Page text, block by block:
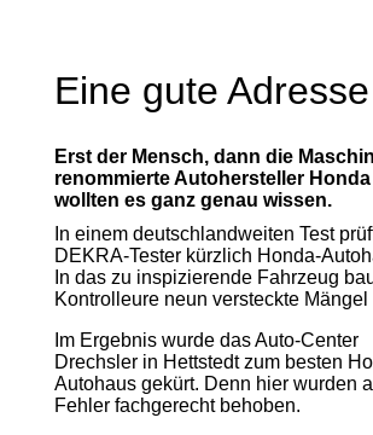
Eine gute
Erst der Mensch, dann die
renommierte Autohersteller
wollten es ganz genau wissen.
In einem deutschlandweiten Test
DEKRA-Tester kürzlich Honda-
In das zu inspizierende Fahrzeug
Kontrolleure neun versteckte Mängel
Im Ergebnis wurde das Auto-Center
Drechsler in Hettstedt zum besten
Autohaus gekürt. Denn hier wurden
Fehler fachgerecht behoben.